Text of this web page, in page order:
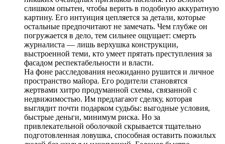
слишком опытен, чтобы верить в подобную аккуратную
картину. Его интуиция цепляется за детали, которые
остальные предпочитают не замечать. Чем глубже он
погружается в дело, тем сильнее ощущает: смерть
журналиста — лишь верхушка конструкции,
выстроенной теми, кто умеет прятать преступления за
фасадом респектабельности и власти.
На фоне расследования неожиданно рушится и личное
пространство майора. Его родители становятся
жертвами хитро продуманной схемы, связанной с
недвижимостью. Им предлагают сделку, которая
выглядит почти подарком судьбы: выгодные условия,
быстрые деньги, минимум риска. Но за
привлекательной оболочкой скрывается тщательно
подготовленная ловушка, способная оставить пожилых